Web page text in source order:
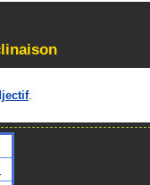
.